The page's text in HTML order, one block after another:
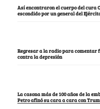
Así encontraron el cuerpo del cura
escondido por un general del
Regresar a la radio para comentar
contra la depresión
La casona más de 100 años de la
Petro afinó su cara a cara con